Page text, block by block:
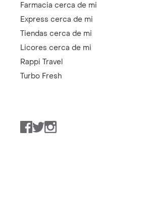
Farmacia cerca de mi
Express cerca de mi
Tiendas cerca de mi
Licores cerca de mi
Rappi Travel
Turbo Fresh
Facebook
TwitterInstagram